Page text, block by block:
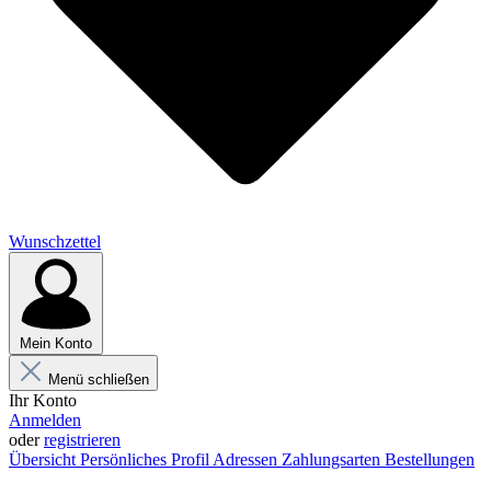
Wunschzettel
Mein Konto
Menü schließen
Ihr Konto
Anmelden
oderregistrieren
Übersicht Persönliches Profil Adressen Zahlungsarten Bestellungen